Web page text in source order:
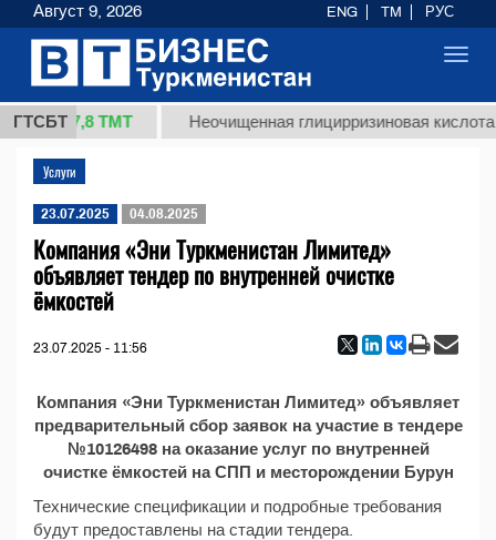
ГТСБТ
(кг.) 37,8 ТМТ Неочищенная глицирризиновая кислота
Услуги
23.07.2025 04.08.2025
Компания «Эни Туркменистан Лимитед»
объявляет тендер по внутренней очистке
ёмкостей
23.07.2025 - 11:56
Компания «Эни Туркменистан Лимитед» объявляет
предварительный сбор заявок на участие в тендере
№10126498 на оказание услуг по внутренней
очистке ёмкостей на СПП и месторождении Бурун
Технические спецификации и подробные требования
будут предоставлены на стадии тендера.
Август 9, 2026 ENG TM РУС